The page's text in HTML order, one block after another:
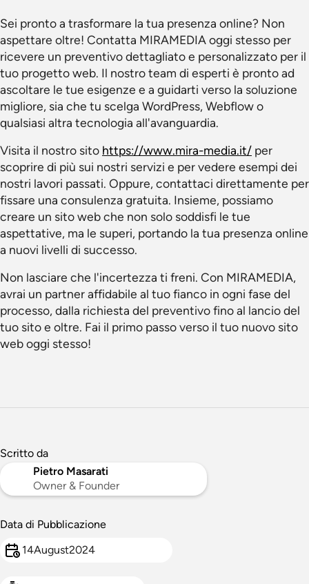
Sei pronto a trasformare la tua presenza online? Non
aspettare oltre! Contatta MIRAMEDIA oggi stesso per
ricevere un preventivo dettagliato e personalizzato per il
tuo progetto web. Il nostro team di esperti è pronto ad
ascoltare le tue esigenze e a guidarti verso la soluzione
migliore, sia che tu scelga WordPress, Webflow o
qualsiasi altra tecnologia all'avanguardia.
Visita il nostro sito https://www.mira-media.it/ per
scoprire di più sui nostri servizi e per vedere esempi dei
nostri lavori passati. Oppure, contattaci direttamente per
fissare una consulenza gratuita. Insieme, possiamo
creare un sito web che non solo soddisfi le tue
aspettative, ma le superi, portando la tua presenza online
a nuovi livelli di successo.
Non lasciare che l'incertezza ti freni. Con MIRAMEDIA,
avrai un partner affidabile al tuo fianco in ogni fase del
processo, dalla richiesta del preventivo fino al lancio del
tuo sito e oltre. Fai il primo passo verso il tuo nuovo sito
web oggi stesso!
Scritto da
Pietro Masarati
Owner & Founder
Data di Pubblicazione
14August2024